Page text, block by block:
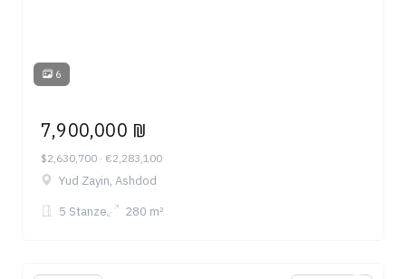
6
7,900,000 ₪
$2,630,700 · €2,283,100
Yud Zayin, Ashdod
5 Stanze
280 m²